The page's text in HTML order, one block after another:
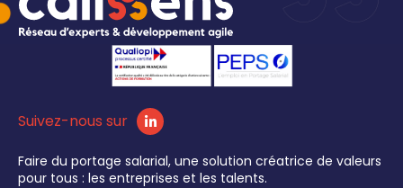
Suivez-nous sur
Faire du portage salarial, une solution créatrice de valeurs
pour tous : les entreprises et les talents.